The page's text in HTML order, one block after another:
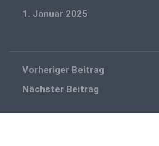
1. Januar 2025
Vorheriger Beitrag
Nächster Beitrag